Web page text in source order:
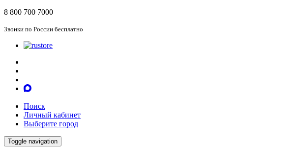
8 800 700 7000
Звонки по России бесплатно
Поиск
Личный кабинет
Выберите город
Toggle navigation